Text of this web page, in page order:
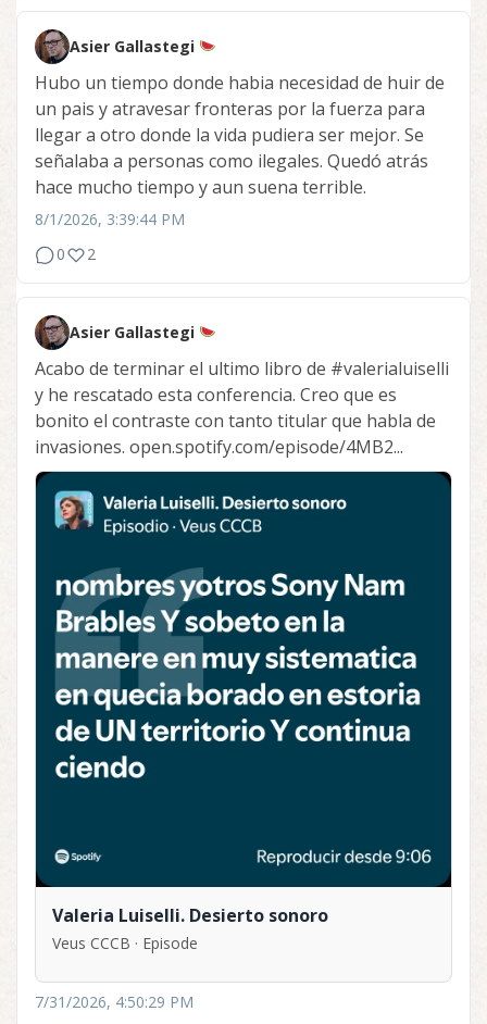
Asier Gallastegi
Hubo un tiempo donde habia necesidad de huir de
un pais y atravesar fronteras por la fuerza para
llegar a otro donde la vida pudiera ser mejor. Se
señalaba a personas como ilegales. Quedó atrás
hace mucho tiempo y aun suena terrible.
8/1/2026, 3:39:44 PM
0
2
Asier Gallastegi
Acabo de terminar el ultimo libro de #valerialuiselli
y he rescatado esta conferencia. Creo que es
bonito el contraste con tanto titular que habla de
invasiones. open.spotify.com/episode/4MB2...
Valeria Luiselli. Desierto sonoro
Veus CCCB · Episode
7/31/2026, 4:50:29 PM